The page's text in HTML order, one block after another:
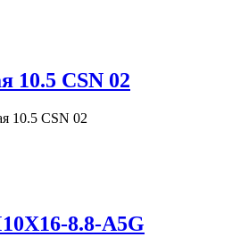
10.5 СSN 02
10.5 СSN 02
8.8-А5G